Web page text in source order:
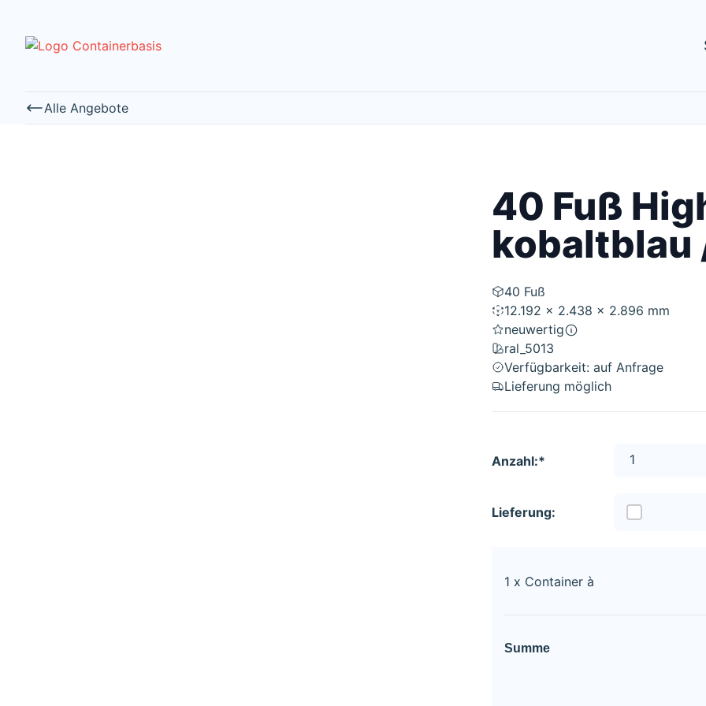
Alle Angebote
40 Fuß
kobaltblau
40 Fuß
12.192 x 2.438 x 2.896 mm
neuwertig
ral_5013
Verfügbarkeit: auf Anfrage
Lieferung möglich
Anzahl:*
Lieferung:
1 x Container à
Summe